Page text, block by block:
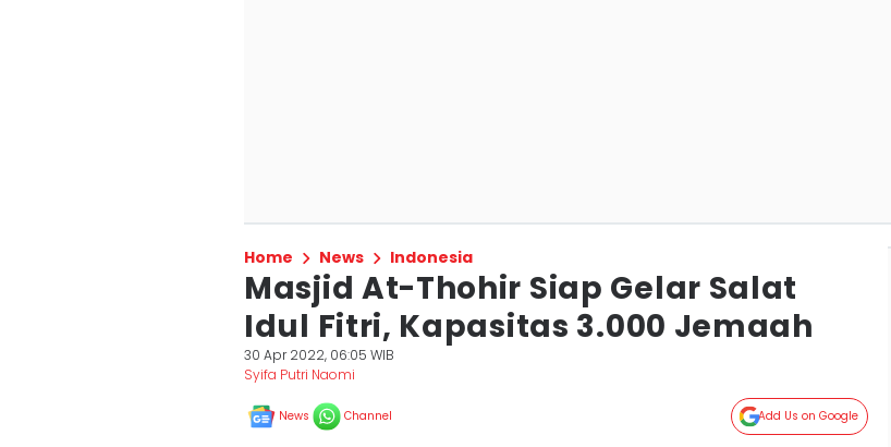
Home News Indonesia
Masjid At-Thohir Siap Gelar Salat
Idul Fitri, Kapasitas 3.000 Jemaah
30 Apr 2022, 06:05 WIB
Syifa Putri Naomi
News Channel Add Us on Google